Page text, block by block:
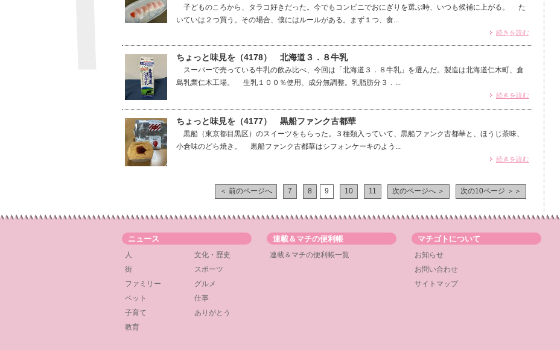
子どものころから、タラコ好きだった。今でもコンビニでおにぎりを選ぶ時、いつも候補に上がる。 た
いていは２つ買う。その場合、僕にはルールがある。まず１つ、食...
続きを読む
ちょっと味見を（4178） 北海道３．８牛乳
スーパーで売っている牛乳の飲み比べ、今回は「北海道３．８牛乳」を選んだ。製造は北海道仁木町、倉
島乳業仁木工場。 生乳１００％使用、成分無調整。乳脂肪分３．...
続きを読む
ちょっと味見を（4177） 黒船ファンク古都華
黒船（東京都目黒区）のスイーツをもらった。３種類入っていて、黒船ファンク古都華と、ほうじ茶味、
小倉味のどら焼き。 黒船ファンク古都華はシフォンケーキのよう...
続きを読む
＜ 前のページへ 7 8 9 10 11 次のページへ ＞ 次の10ページ ＞＞
ニュース
人
文化・歴史
街
スポーツ
ファミリー
グルメ
ペット
仕事
子育て
ありがとう
教育
連載＆マチの便利帳
連載＆マチの便利帳一覧
マチゴトについて
お知らせ
お問い合わせ
サイトマップ